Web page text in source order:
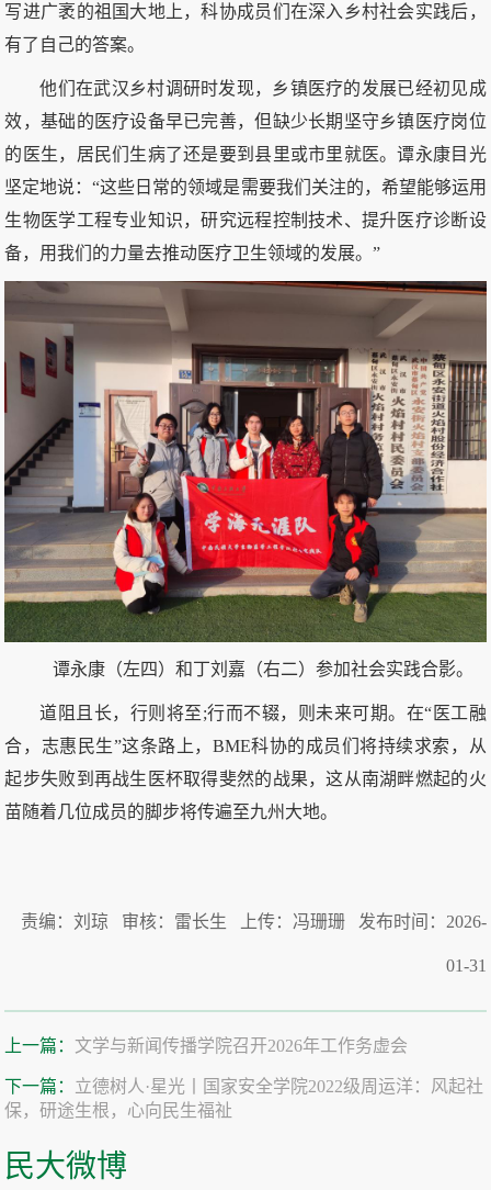
写进广袤的祖国大地上，科协成员们在深入乡村社会实践后，
有了自己的答案。
他们在武汉乡村调研时发现，乡镇医疗的发展已经初见成
效，基础的医疗设备早已完善，但缺少长期坚守乡镇医疗岗位
的医生，居民们生病了还是要到县里或市里就医。谭永康目光
坚定地说：“这些日常的领域是需要我们关注的，希望能够运用
生物医学工程专业知识，研究远程控制技术、提升医疗诊断设
备，用我们的力量去推动医疗卫生领域的发展。”
谭永康（左四）和丁刘嘉（右二）参加社会实践合影。
道阻且长，行则将至;行而不辍，则未来可期。在“医工融
合，志惠民生”这条路上，BME科协的成员们将持续求索，从
起步失败到再战生医杯取得斐然的战果，这从南湖畔燃起的火
苗随着几位成员的脚步将传遍至九州大地。
责编：刘琼 审核：雷长生 上传：冯珊珊 发布时间：2026-
01-31
上一篇： 文学与新闻传播学院召开2026年工作务虚会
下一篇： 立德树人·星光丨国家安全学院2022级周运洋：风起社
保，研途生根，心向民生福祉
民大微博